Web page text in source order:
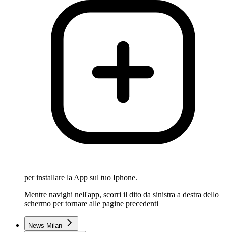
per installare la App sul tuo Iphone.
Mentre navighi nell'app, scorri il dito da sinistra a destra dello
schermo per tornare alle pagine precedenti
News Milan